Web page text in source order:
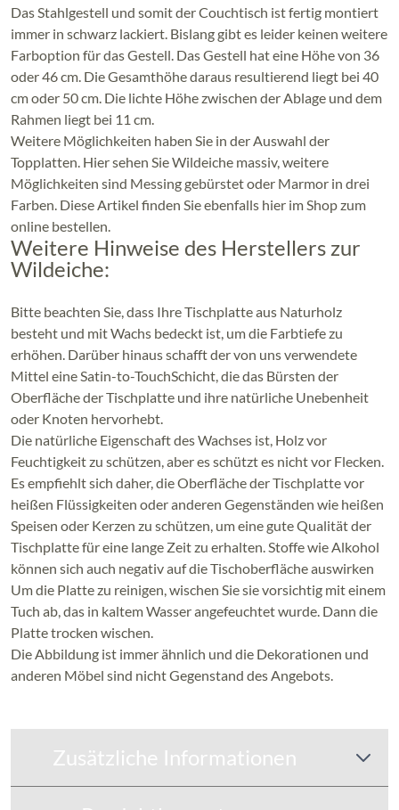
Das Stahlgestell und somit der Couchtisch ist fertig montiert
immer in schwarz lackiert. Bislang gibt es leider keinen weitere
Farboption für das Gestell. Das Gestell hat eine Höhe von 36
oder 46 cm. Die Gesamthöhe daraus resultierend liegt bei 40
cm oder 50 cm. Die lichte Höhe zwischen der Ablage und dem
Rahmen liegt bei 11 cm.
Weitere Möglichkeiten haben Sie in der Auswahl der
Topplatten. Hier sehen Sie Wildeiche massiv, weitere
Möglichkeiten sind Messing gebürstet oder Marmor in drei
Farben. Diese Artikel finden Sie ebenfalls hier im Shop zum
online bestellen.
Weitere Hinweise des Herstellers zur
Wildeiche:
Bitte beachten Sie, dass Ihre Tischplatte aus Naturholz
besteht und mit Wachs bedeckt ist, um die Farbtiefe zu
erhöhen. Darüber hinaus schafft der von uns verwendete
Mittel eine Satin-to-TouchSchicht, die das Bürsten der
Oberfläche der Tischplatte und ihre natürliche Unebenheit
oder Knoten hervorhebt.
Die natürliche Eigenschaft des Wachses ist, Holz vor
Feuchtigkeit zu schützen, aber es schützt es nicht vor Flecken.
Es empfiehlt sich daher, die Oberfläche der Tischplatte vor
heißen Flüssigkeiten oder anderen Gegenständen wie heißen
Speisen oder Kerzen zu schützen, um eine gute Qualität der
Tischplatte für eine lange Zeit zu erhalten. Stoffe wie Alkohol
können sich auch negativ auf die Tischoberfläche auswirken
Um die Platte zu reinigen, wischen Sie sie vorsichtig mit einem
Tuch ab, das in kaltem Wasser angefeuchtet wurde. Dann die
Platte trocken wischen.
Die Abbildung ist immer ähnlich und die Dekorationen und
anderen Möbel sind nicht Gegenstand des Angebots.
Zusätzliche Informationen